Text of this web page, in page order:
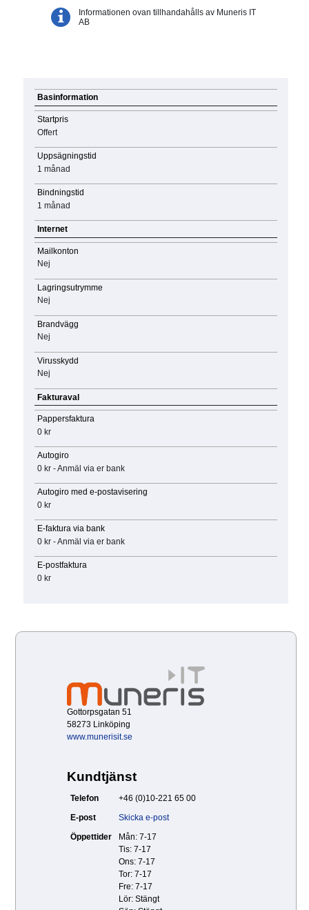
Informationen ovan tillhandahålls av Muneris IT
AB
Basinformation
Startpris
Offert
Uppsägningstid
1 månad
Bindningstid
1 månad
Internet
Mailkonton
Nej
Lagringsutrymme
Nej
Brandvägg
Nej
Virusskydd
Nej
Fakturaval
Pappersfaktura
0 kr
Autogiro
0 kr - Anmäl via er bank
Autogiro med e-postavisering
0 kr
E-faktura via bank
0 kr - Anmäl via er bank
E-postfaktura
0 kr
Gottorpsgatan 51
58273 Linköping
www.munerisit.se
Kundtjänst
Telefon
+46 (0)10-221 65 00
E-post
Skicka e-post
Öppettider
Mån: 7-17
Tis: 7-17
Ons: 7-17
Tor: 7-17
Fre: 7-17
Lör: Stängt